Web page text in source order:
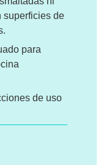
superficies de
para
de uso